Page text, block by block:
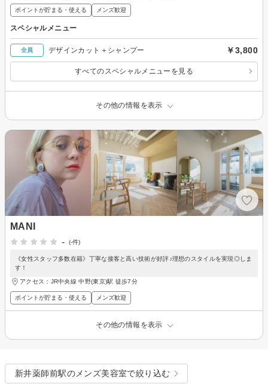
ポイントが貯まる・使える メンズ歓迎
スペシャルメニュー
全員 デザインカット＋シャンプー ￥3,800
すべてのスペシャルメニューを見る
その他の情報を表示
MANI
-
(-件)
《女性スタッフ多数在籍》丁寧な接客と高い技術が好評♪理想のスタイルを実現◎しま
す！
アクセス：JR中央線 中野(東京)駅 徒歩7分
ポイントが貯まる・使える メンズ歓迎
その他の情報を表示
新井薬師前駅のメンズ美容室で絞り込む